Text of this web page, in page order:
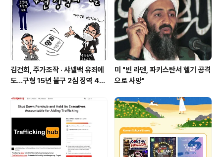
김건희, 주가조작 · 샤넬백 유죄에
도…구형 15년 불구 2심 징역 4년
미 "빈 라덴, 파키스탄서 헬기 공격
으로 사망"